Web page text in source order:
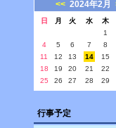
<< 2024年2月
日 月 火 水 木
1
4
5 6 7 8
11
12 13 14 15
18
19 20 21 22
25
26 27 28 29
行事予定